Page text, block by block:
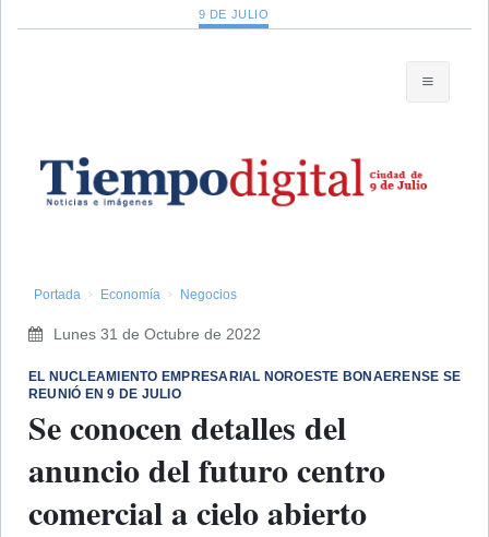
9 DE JULIO
Portada Economía Negocios
Lunes 31 de Octubre de 2022
EL NUCLEAMIENTO EMPRESARIAL NOROESTE BONAERENSE SE
REUNIÓ EN 9 DE JULIO
Se conocen detalles del
anuncio del futuro centro
comercial a cielo abierto